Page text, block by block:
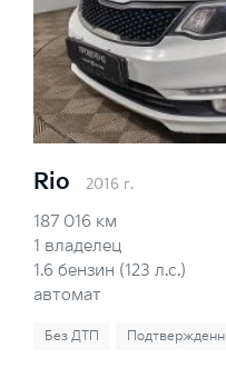
Rio 2016 г.
187 016 км
1 владелец
1.6 бензин (123 л.с.)
автомат
Без ДТП